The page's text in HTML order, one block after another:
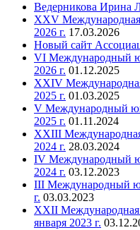
Ведерникова Ирина
XXV
2026 г. 17.03.2026
Новый сайт
VI Международный
2026 г. 01.12.2025
XXIV
2025 г. 01.03.2025
V Международный
2025 г. 01.11.2024
XXIII
2024 г. 28.03.2024
IV Международный
2024 г. 03.12.2023
III Международный
г. 03.03.2023
XXII Международная
января 2023 г.